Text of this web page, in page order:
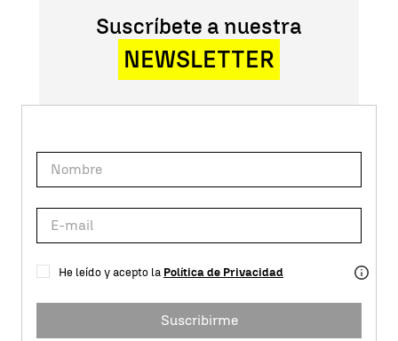
Suscríbete a nuestra
NEWSLETTER
He leído y acepto la Política de Privacidad
Suscribirme